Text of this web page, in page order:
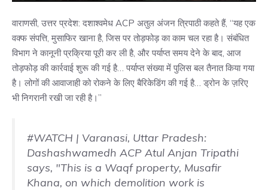
वाराणसी, उत्तर प्रदेश: दशाश्वमेध ACP अतुल अंजन त्रिपाठी कहते हैं, “यह एक
वक्फ संपत्ति, मुसाफिर खाना है, जिस पर तोड़फोड़ का काम चल रहा है। संबंधित
विभाग ने कानूनी प्रक्रिया पूरी कर ली है, और पर्याप्त समय देने के बाद, आज
तोड़फोड़ की कार्रवाई शुरू की गई है… पर्याप्त संख्या में पुलिस बल तैनात किया गया
है। लोगों की आवाजाही को रोकने के लिए बैरिकेडिंग की गई है… ड्रोन के ज़रिए
भी निगरानी रखी जा रही है।”
#WATCH | Varanasi, Uttar Pradesh:
Dashashwamedh ACP Atul Anjan Tripathi
says, "This is a Waqf property, Musafir
Khana, on which demolition work is